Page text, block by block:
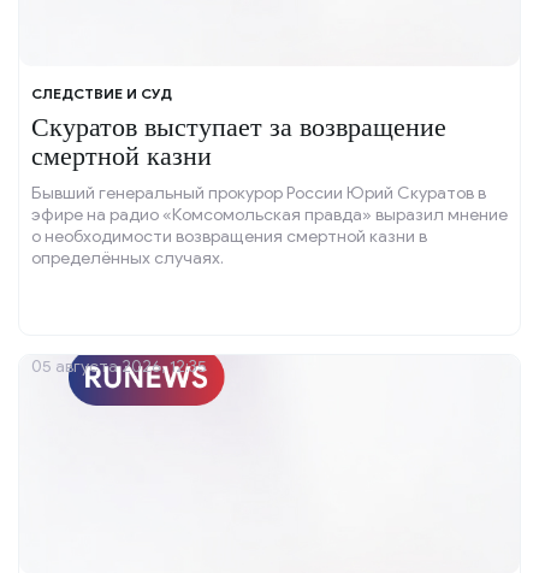
СЛЕДСТВИЕ И СУД
Скуратов выступает за возвращение
смертной казни
Бывший генеральный прокурор России Юрий Скуратов в
эфире на радио «Комсомольская правда» выразил мнение
о необходимости возвращения смертной казни в
определённых случаях.
05 августа 2026, 12:35